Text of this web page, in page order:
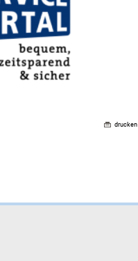
drucken